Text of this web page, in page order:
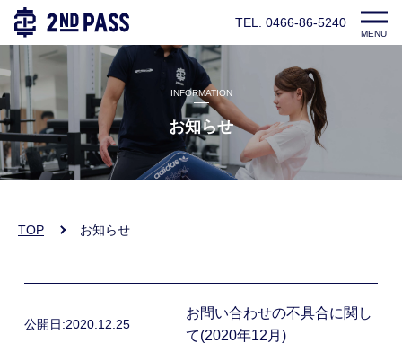
TEL. 0466-86-5240
MENU
INFORMATION
お知らせ
TOP お知らせ
公開日:2020.12.25
お問い合わせの不具合に関し
て(2020年12月)